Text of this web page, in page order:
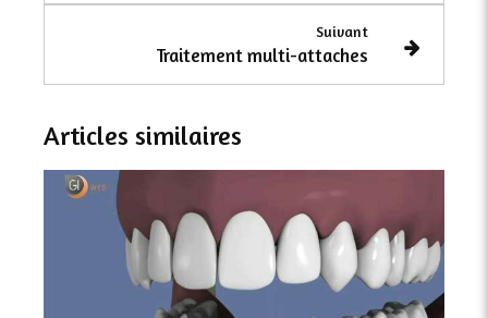
Suivant
Traitement multi-attaches
Articles similaires